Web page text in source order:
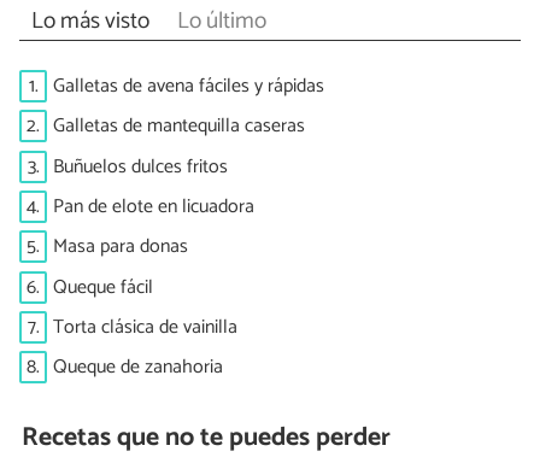
Lo más visto Lo último
1. Galletas de avena fáciles y rápidas
2. Galletas de mantequilla caseras
3. Buñuelos dulces fritos
4. Pan de elote en licuadora
5. Masa para donas
6. Queque fácil
7. Torta clásica de vainilla
8. Queque de zanahoria
Recetas que no te puedes perder